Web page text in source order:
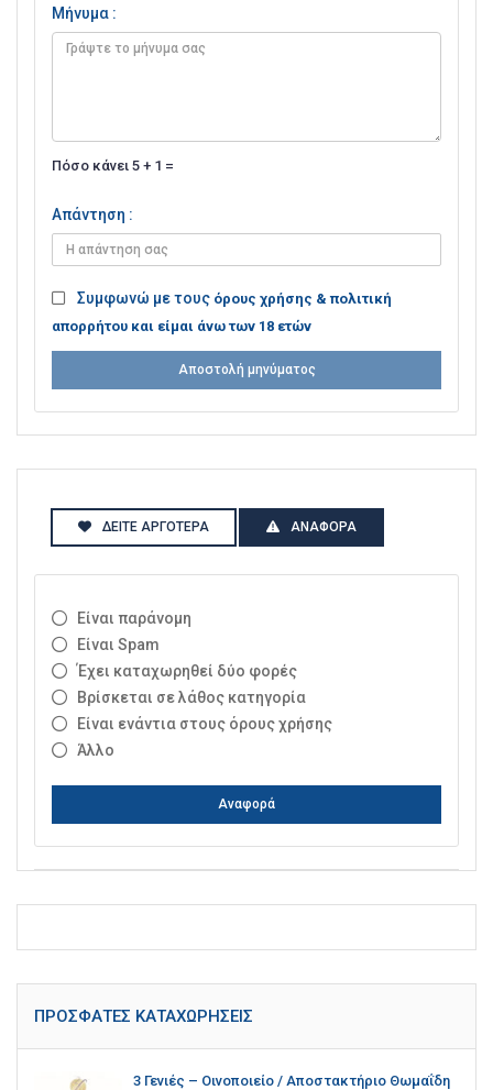
Μήνυμα :
Πόσο κάνει 5 + 1 =
Απάντηση :
Συμφωνώ με τους όρους χρήσης & πολιτική
απορρήτου και είμαι άνω των 18 ετών
Αποστολή μηνύματος
ΔΕΊΤΕ ΑΡΓΌΤΕΡΑ ΑΝΑΦΟΡΆ
Είναι παράνομη
Είναι Spam
Έχει καταχωρηθεί δύο φορές
Βρίσκεται σε λάθος κατηγορία
Είναι ενάντια στους όρους χρήσης
Άλλο
Αναφορά
ΠΡΌΣΦΑΤΕΣ ΚΑΤΑΧΩΡΉΣΕΙΣ
3 Γενιές – Οινοποιείο / Αποστακτήριο Θωμαΐδη